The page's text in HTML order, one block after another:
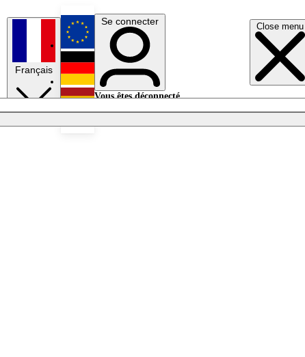
Close menu
Français
English
Deutsch
Se connecter
Vous êtes déconnecté.